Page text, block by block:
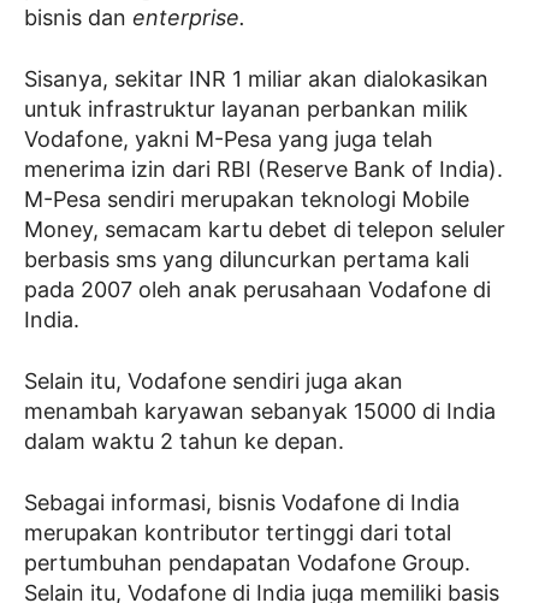
bisnis dan enterprise.
Sisanya, sekitar INR 1 miliar akan dialokasikan
untuk infrastruktur layanan perbankan milik
Vodafone, yakni M-Pesa yang juga telah
menerima izin dari RBI (Reserve Bank of India).
M-Pesa sendiri merupakan teknologi Mobile
Money, semacam kartu debet di telepon seluler
berbasis sms yang diluncurkan pertama kali
pada 2007 oleh anak perusahaan Vodafone di
India.
Selain itu, Vodafone sendiri juga akan
menambah karyawan sebanyak 15000 di India
dalam waktu 2 tahun ke depan.
Sebagai informasi, bisnis Vodafone di India
merupakan kontributor tertinggi dari total
pertumbuhan pendapatan Vodafone Group.
Selain itu, Vodafone di India juga memiliki basis